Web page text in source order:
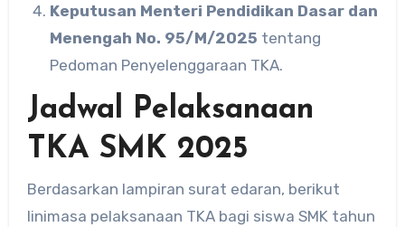
Keputusan Menteri Pendidikan Dasar dan
Menengah No. 95/M/2025 tentang
Pedoman Penyelenggaraan TKA.
Jadwal Pelaksanaan
TKA SMK 2025
Berdasarkan lampiran surat edaran, berikut
linimasa pelaksanaan TKA bagi siswa SMK tahun